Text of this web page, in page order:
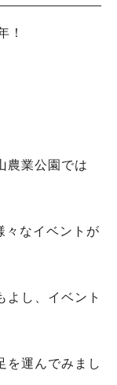
！
農業公園では
々なイベントが
よし、イベント
を運んでみまし